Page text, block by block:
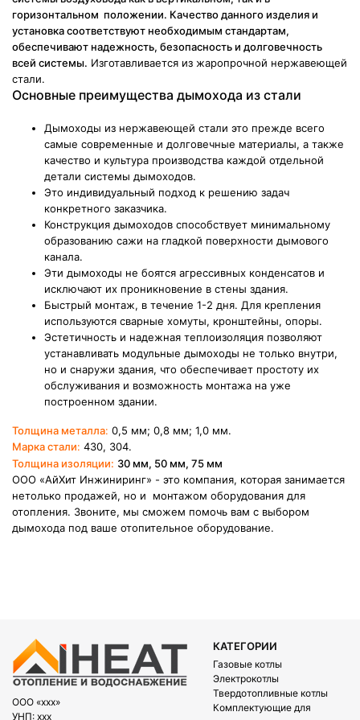
горизонтальном положении. Качество данного изделия и
установка соответствуют необходимым стандартам,
обеспечивают надежность, безопасность и долговечность
всей системы. Изготавливается из жаропрочной нержавеющей
стали.
Основные преимущества дымохода из стали
Дымоходы из нержавеющей стали это прежде всего
самые современные и долговечные материалы, а также
качество и культура производства каждой отдельной
детали системы дымоходов.
Это индивидуальный подход к решению задач
конкретного заказчика.
Конструкция дымоходов способствует минимальному
образованию сажи на гладкой поверхности дымового
канала.
Эти дымоходы не боятся агрессивных конденсатов и
исключают их проникновение в стены здания.
Быстрый монтаж, в течение 1-2 дня. Для крепления
используются сварные хомуты, кронштейны, опоры.
Эстетичность и надежная теплоизоляция позволяют
устанавливать модульные дымоходы не только внутри,
но и снаружи здания, что обеспечивает простоту их
обслуживания и возможность монтажа на уже
построенном здании.
Толщина металла: 0,5 мм; 0,8 мм; 1,0 мм.
Марка стали: 430, 304.
Толщина изоляции: 30 мм, 50 мм, 75 мм
ООО «АйХит Инжиниринг» - это компания, которая занимается
нетолько продажей, но и монтажом оборудования для
отопления. Звоните, мы сможем помочь вам с выбором
дымохода под ваше отопительное оборудование.
OOO «xxx»
УНП: xxx
КАТЕГОРИИ
Газовые котлы
Электрокотлы
Твердотопливные котлы
Комплектующие для